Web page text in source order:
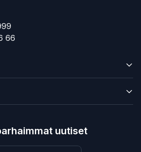
66
uutiset